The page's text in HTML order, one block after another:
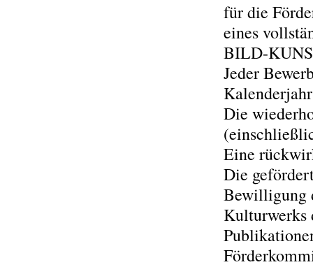
für die
eines
BILD-
Jeder
Die
Eine
Die
Bewilligung
Kulturwerks